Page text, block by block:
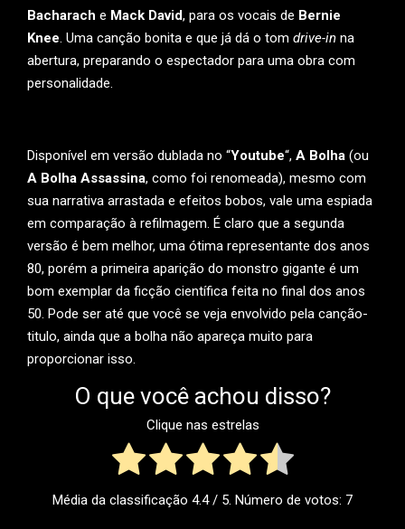
Bacharach e Mack David, para os vocais de Bernie
Knee. Uma canção bonita e que já dá o tom drive-in na
abertura, preparando o espectador para uma obra com
personalidade.
Disponível em versão dublada no “Youtube“, A Bolha (ou
A Bolha Assassina, como foi renomeada), mesmo com
sua narrativa arrastada e efeitos bobos, vale uma espiada
em comparação à refilmagem. É claro que a segunda
versão é bem melhor, uma ótima representante dos anos
80, porém a primeira aparição do monstro gigante é um
bom exemplar da ficção científica feita no final dos anos
50. Pode ser até que você se veja envolvido pela canção-
titulo, ainda que a bolha não apareça muito para
proporcionar isso.
O que você achou disso?
Clique nas estrelas
Média da classificação 4.4/ 5. Número de votos: 7